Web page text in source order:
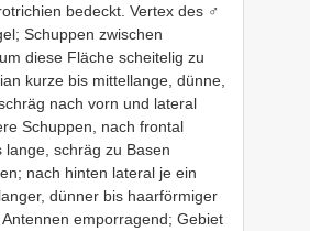
bedeckt. Vertex des ♂
Schuppen zwischen
diese Fläche scheitelig zu
kurze bis mittellange, dünne,
nach vorn und lateral
Schuppen, nach frontal
schräg zu Basen
nach hinten lateral je ein
dünner bis haarförmiger
emporragend; Gebiet